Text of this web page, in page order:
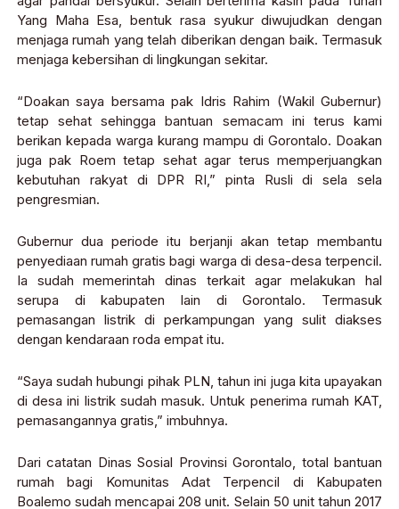
Yang Maha Esa, bentuk rasa syukur diwujudkan dengan
menjaga rumah yang telah diberikan dengan baik. Termasuk
menjaga kebersihan di lingkungan sekitar.
“Doakan saya bersama pak Idris Rahim (Wakil Gubernur)
tetap sehat sehingga bantuan semacam ini terus kami
berikan kepada warga kurang mampu di Gorontalo. Doakan
juga pak Roem tetap sehat agar terus memperjuangkan
kebutuhan rakyat di DPR RI,” pinta Rusli di sela sela
pengresmian.
Gubernur dua periode itu berjanji akan tetap membantu
penyediaan rumah gratis bagi warga di desa-desa terpencil.
Ia sudah memerintah dinas terkait agar melakukan hal
serupa di kabupaten lain di Gorontalo. Termasuk
pemasangan listrik di perkampungan yang sulit diakses
dengan kendaraan roda empat itu.
“Saya sudah hubungi pihak PLN, tahun ini juga kita upayakan
di desa ini listrik sudah masuk. Untuk penerima rumah KAT,
pemasangannya gratis,” imbuhnya.
Dari catatan Dinas Sosial Provinsi Gorontalo, total bantuan
rumah bagi Komunitas Adat Terpencil di Kabupaten
Boalemo sudah mencapai 208 unit. Selain 50 unit tahun 2017